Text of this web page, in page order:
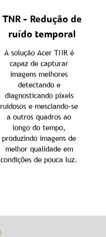
TNR - Redução de
ruído temporal
A solução Acer TNR é
capaz de capturar
imagens melhores
detectando e
diagnosticando pixels
ruidosos e mesclando-se
a outros quadros ao
longo do tempo,
produzindo imagens de
melhor qualidade em
condições de pouca luz.